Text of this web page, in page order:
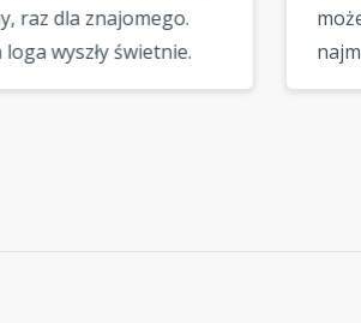
możesz dopracować każdy
najmniejszy szczegół, aż
logo będzie pasować do